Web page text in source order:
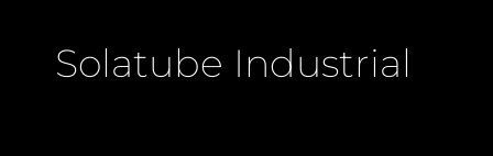
Solatube Industrial